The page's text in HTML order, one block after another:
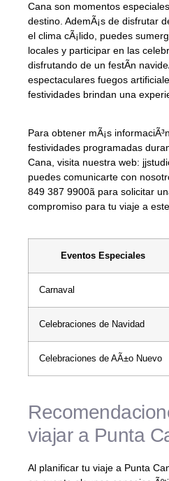
Cana son momentos
destino. AdemÃ¡s de disfrutar
el clima cÃ¡lido, puedes
locales y participar en las
disfrutando de un festÃ­n
espectaculares fuegos
festividades brindan una
Para obtener mÃ¡s
festividades programadas
Cana, visita nuestra web:
puedes comunicarte con nosotros
849 387 9900ã para solicitar
compromiso para tu viaje a
Eventos Especiales
Carnaval
Celebraciones de Navidad
Celebraciones de AÃ±o Nuevo
viajar a Punta
Al planificar tu viaje a Punta